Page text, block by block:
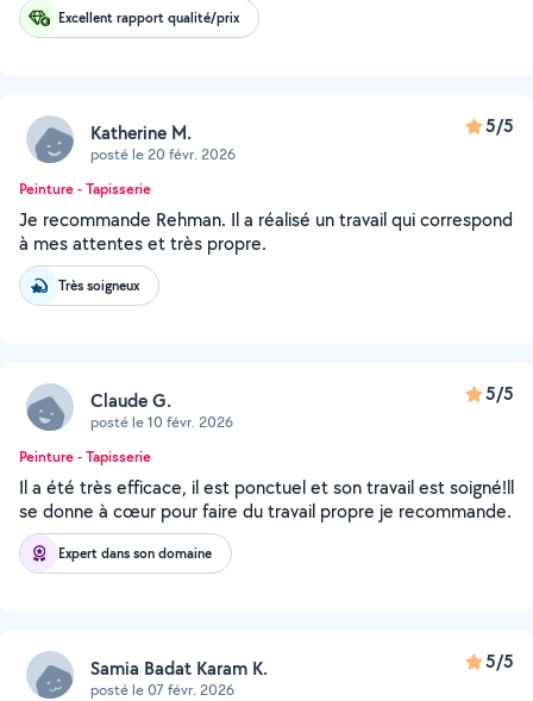
Excellent rapport qualité/prix
Katherine M.
posté le 20 févr. 2026
5/5
Peinture - Tapisserie
Je recommande Rehman. Il a réalisé un travail qui correspond
à mes attentes et très propre.
Très soigneux
Claude G.
posté le 10 févr. 2026
5/5
Peinture - Tapisserie
Il a été très efficace, il est ponctuel et son travail est soigné!ll
se donne à cœur pour faire du travail propre je recommande.
Expert dans son domaine
Samia Badat Karam K.
posté le 07 févr. 2026
5/5